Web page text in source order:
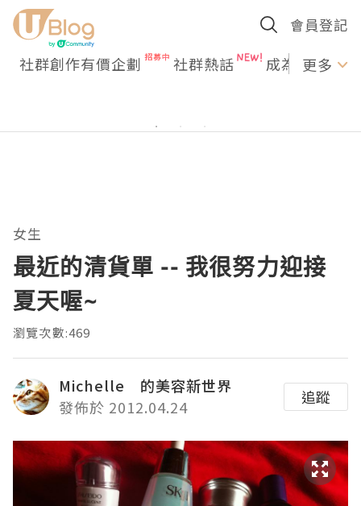
會員登記
社群創作有價企劃 社群熱話 成為U更多
女生
最近的清貨單 -- 我很努力迎接
夏天喔~
瀏覽次數:469
Michelle 的美容新世界
發佈於 2012.04.24
追蹤